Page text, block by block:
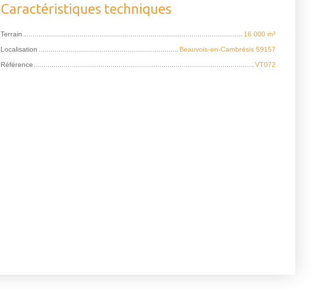
Caractéristiques techniques
Terrain 16 000 m²
Localisation
Beauvois-en-Cambrésis 59157
Référence
VT072